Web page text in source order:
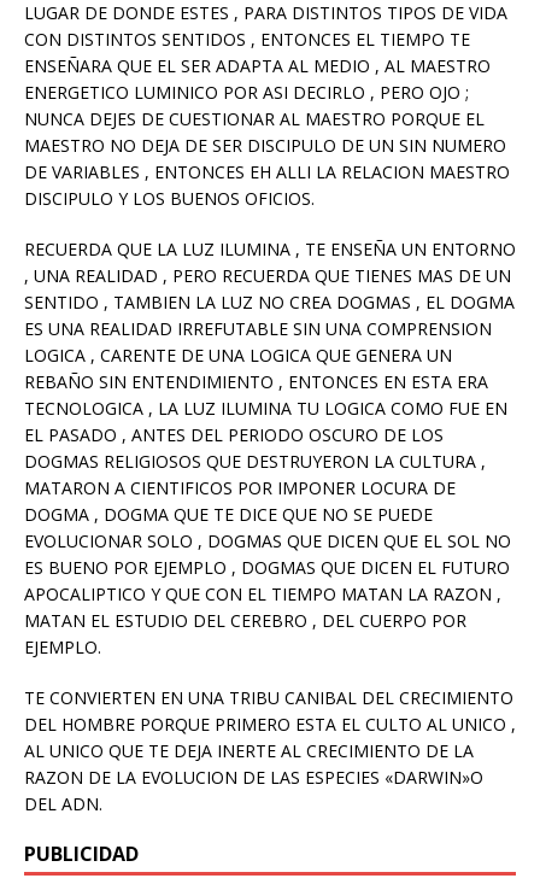
LUGAR DE DONDE ESTES , PARA DISTINTOS TIPOS DE VIDA
CON DISTINTOS SENTIDOS , ENTONCES EL TIEMPO TE
ENSEÑARA QUE EL SER ADAPTA AL MEDIO , AL MAESTRO
ENERGETICO LUMINICO POR ASI DECIRLO , PERO OJO ;
NUNCA DEJES DE CUESTIONAR AL MAESTRO PORQUE EL
MAESTRO NO DEJA DE SER DISCIPULO DE UN SIN NUMERO
DE VARIABLES , ENTONCES EH ALLI LA RELACION MAESTRO
DISCIPULO Y LOS BUENOS OFICIOS.
RECUERDA QUE LA LUZ ILUMINA , TE ENSEÑA UN ENTORNO
, UNA REALIDAD , PERO RECUERDA QUE TIENES MAS DE UN
SENTIDO , TAMBIEN LA LUZ NO CREA DOGMAS , EL DOGMA
ES UNA REALIDAD IRREFUTABLE SIN UNA COMPRENSION
LOGICA , CARENTE DE UNA LOGICA QUE GENERA UN
REBAÑO SIN ENTENDIMIENTO , ENTONCES EN ESTA ERA
TECNOLOGICA , LA LUZ ILUMINA TU LOGICA COMO FUE EN
EL PASADO , ANTES DEL PERIODO OSCURO DE LOS
DOGMAS RELIGIOSOS QUE DESTRUYERON LA CULTURA ,
MATARON A CIENTIFICOS POR IMPONER LOCURA DE
DOGMA , DOGMA QUE TE DICE QUE NO SE PUEDE
EVOLUCIONAR SOLO , DOGMAS QUE DICEN QUE EL SOL NO
ES BUENO POR EJEMPLO , DOGMAS QUE DICEN EL FUTURO
APOCALIPTICO Y QUE CON EL TIEMPO MATAN LA RAZON ,
MATAN EL ESTUDIO DEL CEREBRO , DEL CUERPO POR
EJEMPLO.
TE CONVIERTEN EN UNA TRIBU CANIBAL DEL CRECIMIENTO
DEL HOMBRE PORQUE PRIMERO ESTA EL CULTO AL UNICO ,
AL UNICO QUE TE DEJA INERTE AL CRECIMIENTO DE LA
RAZON DE LA EVOLUCION DE LAS ESPECIES «DARWIN»O
DEL ADN.
PUBLICIDAD